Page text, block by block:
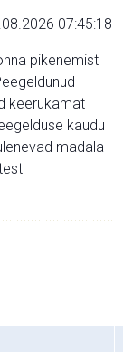
07:45:18
pikenemist
keerukamat
kaudu
madala